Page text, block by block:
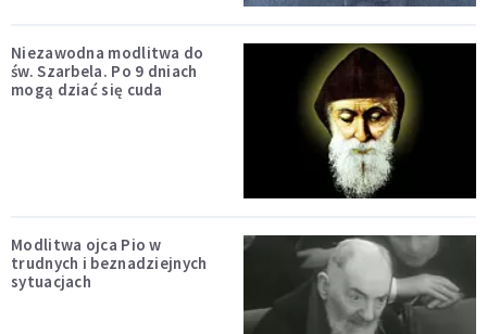
Niezawodna modlitwa do
św. Szarbela. Po 9 dniach
mogą dziać się cuda
Modlitwa ojca Pio w
trudnych i beznadziejnych
sytuacjach